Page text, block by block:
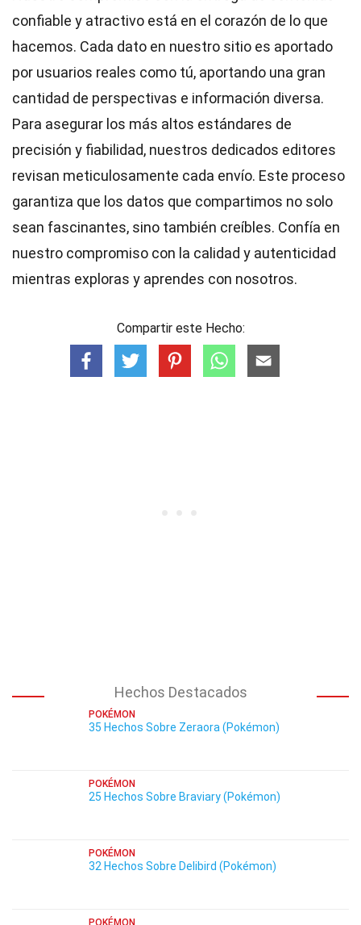
confiable y atractivo está en el corazón de lo que
hacemos. Cada dato en nuestro sitio es aportado
por usuarios reales como tú, aportando una gran
cantidad de perspectivas e información diversa.
Para asegurar los más altos estándares de
precisión y fiabilidad, nuestros dedicados editores
revisan meticulosamente cada envío. Este proceso
garantiza que los datos que compartimos no solo
sean fascinantes, sino también creíbles. Confía en
nuestro compromiso con la calidad y autenticidad
mientras exploras y aprendes con nosotros.
Compartir este Hecho:
Hechos Destacados
POKÉMON
35 Hechos Sobre Zeraora (Pokémon)
POKÉMON
25 Hechos Sobre Braviary (Pokémon)
POKÉMON
32 Hechos Sobre Delibird (Pokémon)
POKÉMON